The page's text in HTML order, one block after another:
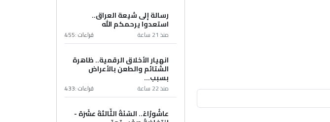
رسالة إلى شيعة العراق..
استعدوا يرحمكم الله
منذ 21 ساعة قراءات :455
انهيار الأخلاق الرقمية.. ظاهرة
الشتائم والطعن بالأعراض
بسبب...
منذ 22 ساعة قراءات :433
عاشُورْاءُ.. السّنَةُ الثّالثةَ عشَرَة -